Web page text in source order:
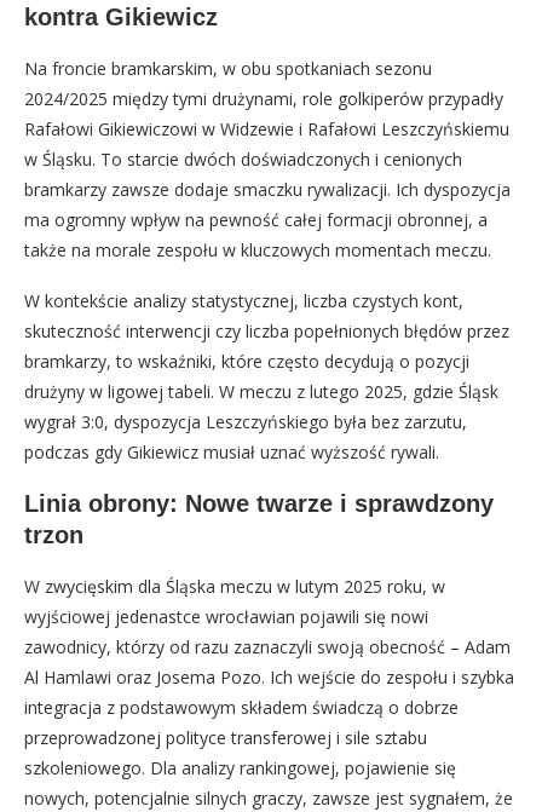
kontra Gikiewicz
Na froncie bramkarskim, w obu spotkaniach sezonu
2024/2025 między tymi drużynami, role golkiperów przypadły
Rafałowi Gikiewiczowi w Widzewie i Rafałowi Leszczyńskiemu
w Śląsku. To starcie dwóch doświadczonych i cenionych
bramkarzy zawsze dodaje smaczku rywalizacji. Ich dyspozycja
ma ogromny wpływ na pewność całej formacji obronnej, a
także na morale zespołu w kluczowych momentach meczu.
W kontekście analizy statystycznej, liczba czystych kont,
skuteczność interwencji czy liczba popełnionych błędów przez
bramkarzy, to wskaźniki, które często decydują o pozycji
drużyny w ligowej tabeli. W meczu z lutego 2025, gdzie Śląsk
wygrał 3:0, dyspozycja Leszczyńskiego była bez zarzutu,
podczas gdy Gikiewicz musiał uznać wyższość rywali.
Linia obrony: Nowe twarze i sprawdzony
trzon
W zwycięskim dla Śląska meczu w lutym 2025 roku, w
wyjściowej jedenastce wrocławian pojawili się nowi
zawodnicy, którzy od razu zaznaczyli swoją obecność – Adam
Al Hamlawi oraz Josema Pozo. Ich wejście do zespołu i szybka
integracja z podstawowym składem świadczą o dobrze
przeprowadzonej polityce transferowej i sile sztabu
szkoleniowego. Dla analizy rankingowej, pojawienie się
nowych, potencjalnie silnych graczy, zawsze jest sygnałem, że